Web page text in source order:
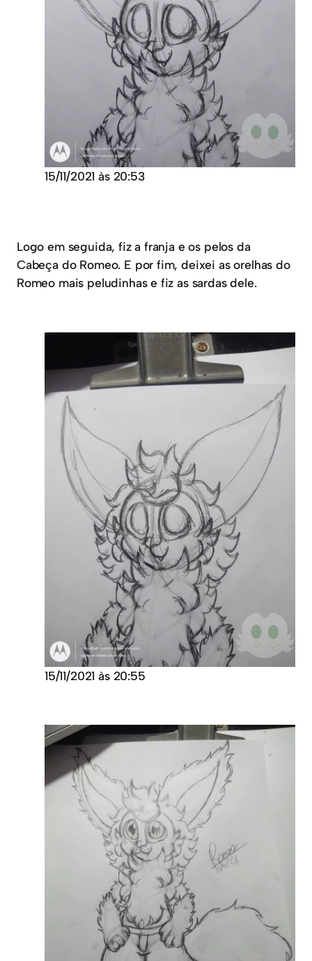
15/11/2021 às 20:53
Logo em seguida, fiz a franja e os pelos da
Cabeça do Romeo. E por fim, deixei as orelhas do
Romeo mais peludinhas e fiz as sardas dele.
15/11/2021 às 20:55